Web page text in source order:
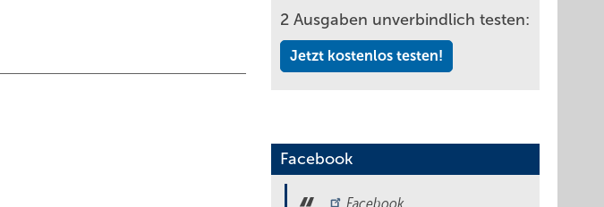
2 Ausgaben unverbindlich testen:
Jetzt kostenlos testen!
Facebook
Facebook